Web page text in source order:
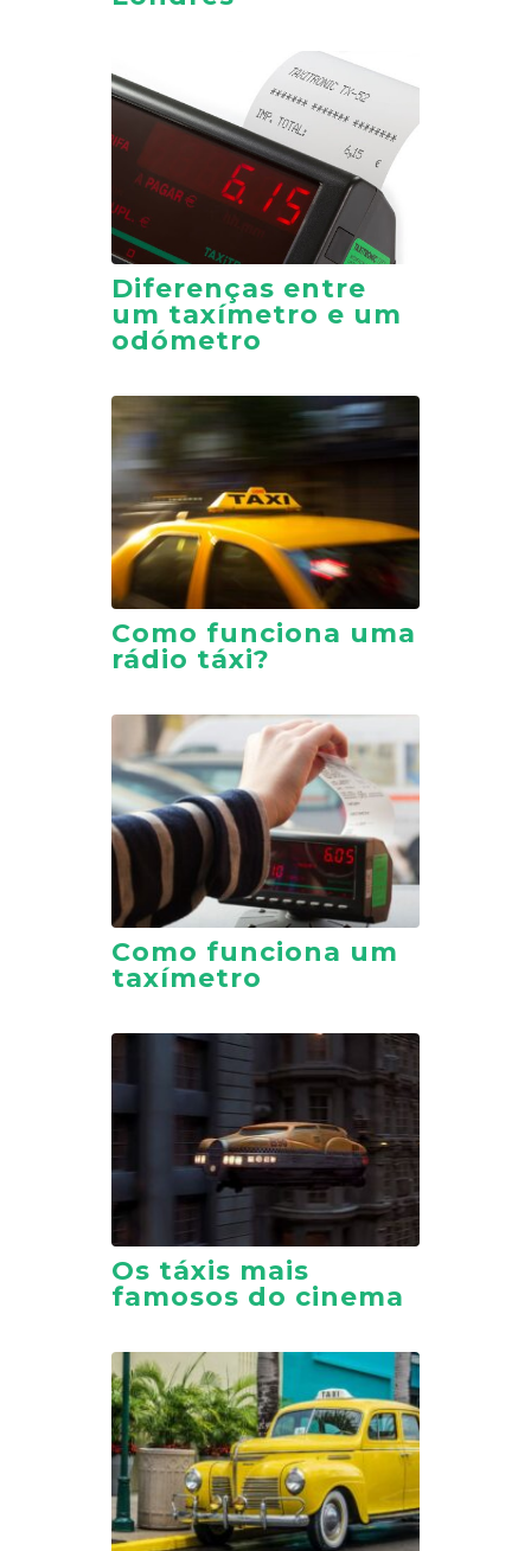
Diferenças entre
um taxímetro e um
odómetro
Como funciona uma
rádio táxi?
Como funciona um
taxímetro
Os táxis mais
famosos do cinema